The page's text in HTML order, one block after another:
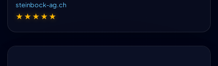
steinbock-ag.ch
★★★★★